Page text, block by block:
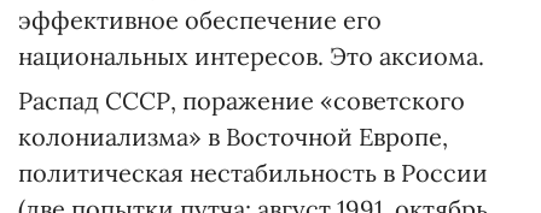
эффективное обеспечение его
национальных интересов. Это аксиома.
Распад СССР, поражение «советского
колониализма» в Восточной Европе,
политическая нестабильность в России